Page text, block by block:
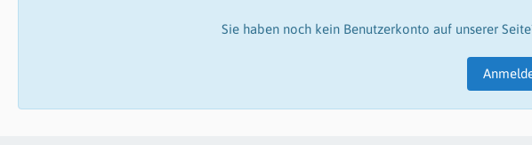
Sie haben noch kein Benutzerkonto auf unserer